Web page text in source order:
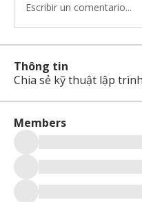
Escribir un comentario...
Thông tin
Chia sẻ kỹ thuật lập
Members